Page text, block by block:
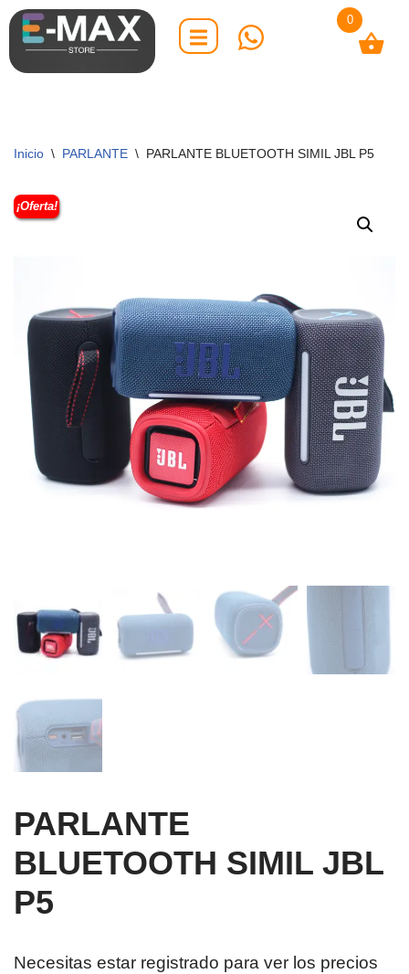
Saltar
al
Inicio \ PARLANTE \ PARLANTE BLUETOOTH SIMIL JBL P5
¡Oferta!
PARLANTE
BLUETOOTH SIMIL JBL
P5
Necesitas estar registrado para ver los precios
0